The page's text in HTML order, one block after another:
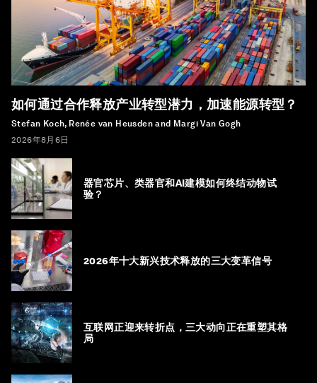
如何通过合作释放产业转型潜力，加速能源转型？
Stefan Koch, Renée van Heusden and Margi Van Gogh
2026年8月6日
器官芯片、类器官和AI建模如何终结动物试
验？
2026年十大新兴技术释放的三大变革信号
互联网正迎来转折点，三大动向正在重塑其格
局